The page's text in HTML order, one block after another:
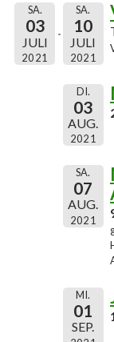
SA.
03
JULI
2021
SA.
10
JULI
2021
DI.
03
AUG.
2021
SA.
07
AUG.
2021
MI.
01
SEP.